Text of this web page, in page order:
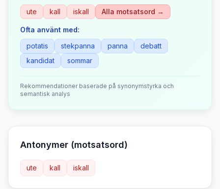
ute
kall iskall Alla motsatsord →
Ofta använt med:
potatis
stekpanna panna
debatt
kandidat
sommar
Rekommendationer baserade på synonymstyrka och
semantisk analys
Antonymer (motsatsord)
ute kall iskall